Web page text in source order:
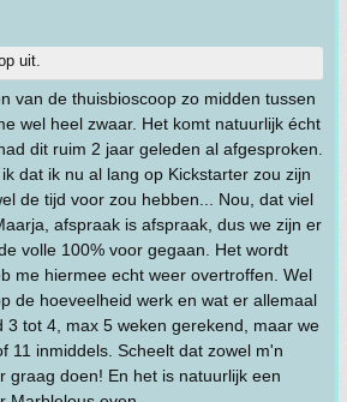
uit.
van de thuisbioscoop zo midden tussen
wel heel zwaar. Het komt natuurlijk écht
dit ruim 2 jaar geleden al afgesproken.
dat ik nu al lang op Kickstarter zou zijn
de tijd voor zou hebben... Nou, dat viel
afspraak is afspraak, dus we zijn er
volle 100% voor gegaan. Het wordt
me hiermee echt weer overtroffen. Wel
de hoeveelheid werk en wat er allemaal
3 tot 4, max 5 weken gerekend, maar we
11 inmiddels. Scheelt dat zowel m'n
graag doen! En het is natuurlijk een